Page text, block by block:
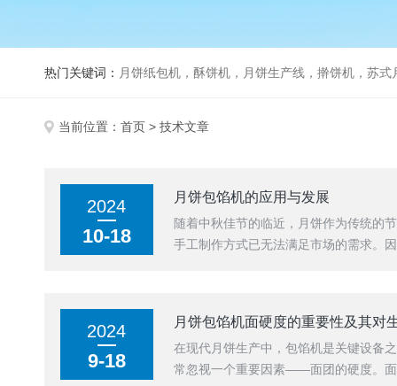
热门关键词： 月饼纸包机，酥饼机，月饼生产线，擀饼机，苏式月饼机，
当前位置： 首页 > 技术文章
2024
10-18
月饼包馅机的应用与发展
随着中秋佳节的临近，月饼作为传统的
手工制作方式已无法满足市场的需求。
2024
9-18
月饼包馅机面硬度的重要性及其对
在现代月饼生产中，包馅机是关键设备
常忽视一个重要因素——面团的硬度。面